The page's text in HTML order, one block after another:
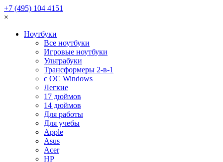
+7 (495) 104 4151
×
Ноутбуки
Все ноутбуки
Игровые ноутбуки
Ультрабуки
Трансформеры 2-в-1
с ОС Windows
Легкие
17 дюймов
14 дюймов
Для работы
Для учебы
Apple
Asus
Acer
HP